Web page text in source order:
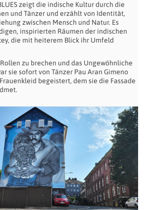
zeigt die indische Kultur durch die
und Tänzer und erzählt von Identität,
zwischen Mensch und Natur. Es
inspirierten Räumen der indischen
die mit heiterem Blick ihr Umfeld
zu brechen und das Ungewöhnliche
sie sofort von Tänzer Pau Aran Gimeno
begeistert, dem sie die Fassade